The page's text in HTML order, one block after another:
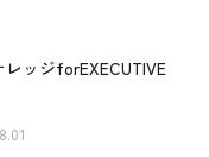
ッジforEXECUTIVE